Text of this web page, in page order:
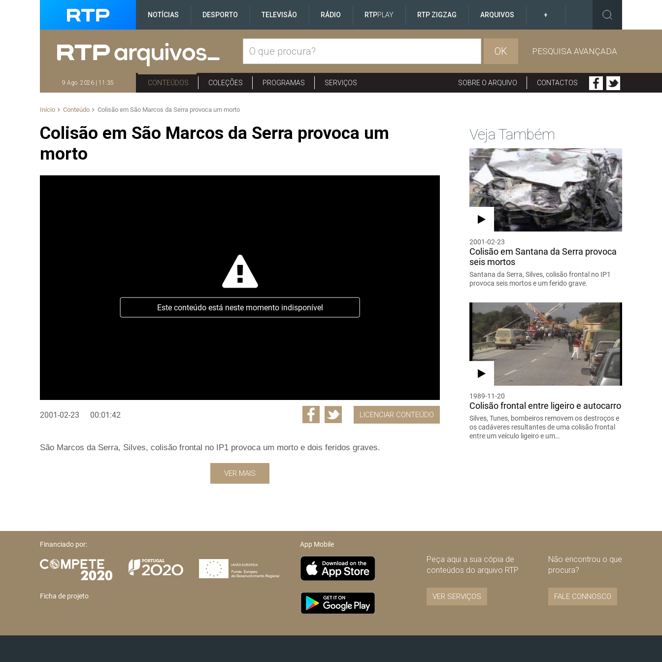
NOTÍCIAS DESPORTO TELEVISÃO RÁDIO RTPPLAY RTP ZIGZAG ARQUIVOS +
OK PESQUISA AVANÇADA
9 Ago. 2026 | 11:35 CONTEÚDOS COLEÇÕES PROGRAMAS SERVIÇOS SOBRE O ARQUIVO CONTACTOS
Início Conteúdo Colisão em São Marcos da Serra provoca um morto
Colisão em São Marcos da Serra provoca um
morto
Este conteúdo está neste momento indisponível
2001-02-23 00:01:42 LICENCIAR CONTEÚDO
São Marcos da Serra, Silves, colisão frontal no IP1 provoca um morto e dois feridos graves.
VER MAIS
Veja Também
2001-02-23
Colisão em Santana da Serra provoca
seis mortos
Santana da Serra, Silves, colisão frontal no IP1
provoca seis mortos e um ferido grave.
1989-11-20
Colisão frontal entre ligeiro e autocarro
Silves, Tunes, bombeiros removem os destroços e
os cadáveres resultantes de uma colisão frontal
entre um veículo ligeiro e um…
Financiado por:
Ficha de projeto
App Mobile
Peça aqui a sua cópia de
conteúdos do arquivo RTP
VER SERVIÇOS
Não encontrou o que
procura?
FALE CONNOSCO